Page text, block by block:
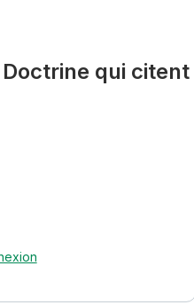
qui citent